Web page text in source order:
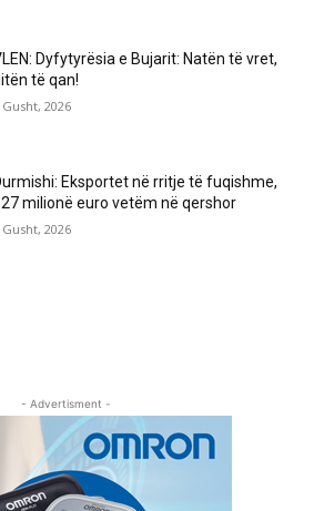
Dyfytyrësia e Bujarit: Natën të vret,
të qan!
Gusht, 2026
Eksportet në rritje të fuqishme,
milionë euro vetëm në qershor
Gusht, 2026
- Advertisment -